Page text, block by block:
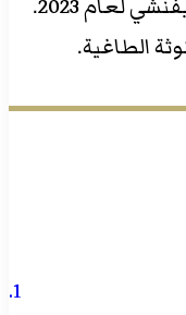
Rose Velvet -، جديد عطور دار جيفنشي لعام 2023.
الطاغية.